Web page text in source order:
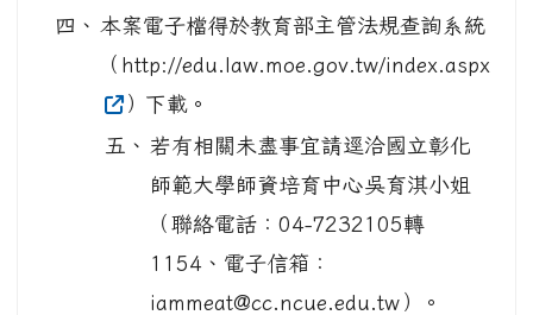
四、 本案電子檔得於教育部主管法規查詢系統
（http://edu.law.moe.gov.tw/index.aspx
）下載。
五、 若有相關未盡事宜請逕洽國立彰化
師範大學師資培育中心吳育淇小姐
（聯絡電話：04-7232105轉
1154、電子信箱：
iammeat@cc.ncue.edu.tw）。